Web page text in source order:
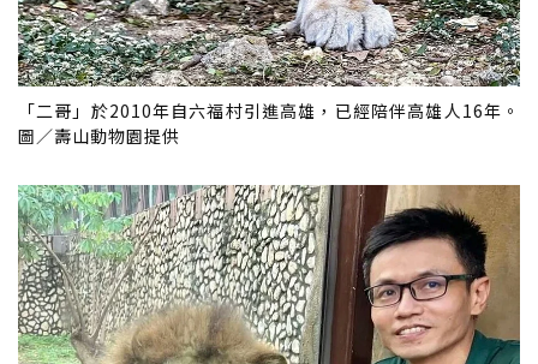
「二哥」於2010年自六福村引進高雄，已經陪伴高雄人16年。
圖／壽山動物園提供